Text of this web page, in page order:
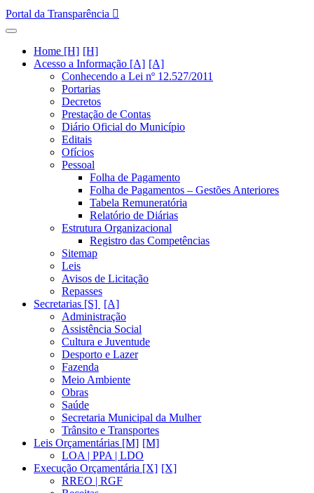
Portal da Transparência
Home [H]
Acesso a Informação [A]
Conhecendo a Lei nº 12.527/2011
Portarias
Decretos
Prestação de Contas
Diário Oficial do Município
Editais
Ofícios
Pessoal
Folha de Pagamento
Folha de Pagamentos – Gestões Anteriores
Tabela Remuneratória
Relatório de Diárias
Estrutura Organizacional
Registro das Competências
Sitemap
Leis
Avisos de Licitação
Repasses
Secretarias [S]
Administração
Assistência Social
Cultura e Juventude
Desporto e Lazer
Fazenda
Meio Ambiente
Obras
Saúde
Secretaria Municipal da Mulher
Trânsito e Transportes
Leis Orçamentárias [M]
LOA | PPA | LDO
Execução Orçamentária [X]
RREO | RGF